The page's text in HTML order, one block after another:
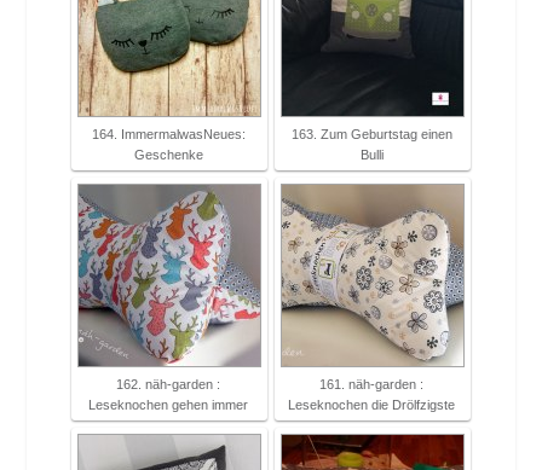
164. ImmermalwasNeues:
Geschenke
163. Zum Geburtstag einen
Bulli
162. näh-garden :
Leseknochen gehen immer
161. näh-garden :
Leseknochen die Drölfzigste